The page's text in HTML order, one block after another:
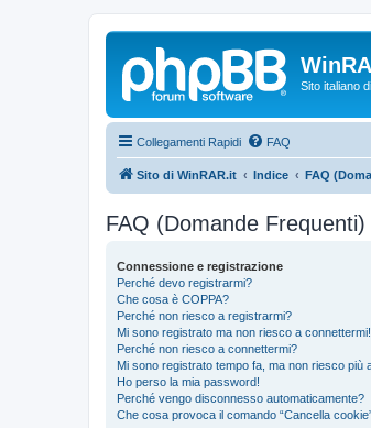
Sito italiano
Collegamenti Rapidi FAQ
Sito di WinRAR.it Indice FAQ
FAQ (Domande Frequenti)
Connessione e registrazione
Perché devo registrarmi?
Che cosa è COPPA?
Perché non riesco a registrarmi?
Mi sono registrato ma non riesco a connettermi!
Perché non riesco a connettermi?
Mi sono registrato tempo fa, ma non riesco più
Ho perso la mia password!
Perché vengo disconnesso automaticamente?
Che cosa provoca il comando “Cancella